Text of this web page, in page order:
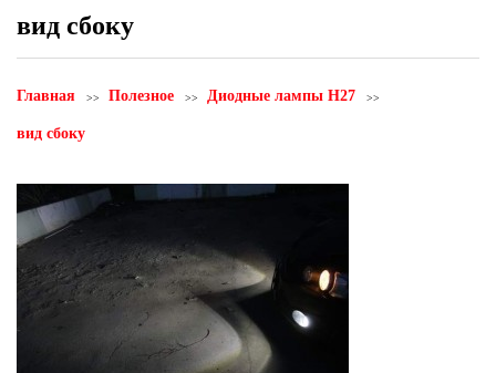
вид сбоку
Главная Полезное Диодные лампы H27
вид сбоку